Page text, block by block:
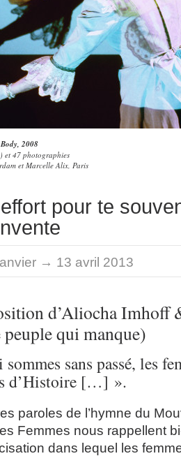
2008
et 47 photographies
et Marcelle Alix, Paris
pour te
→ 13 avril 2013
d’Aliocha Imhoff
qui manque)
sans passé, les
d’Histoire […] ».
paroles de l’hymne du
Femmes nous rappellent
dans lequel les